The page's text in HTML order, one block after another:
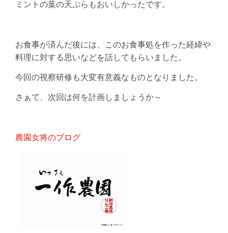
ミントの葉の天ぷらもおいしかったです。
お食事が済んだ後には、このお食事処を作った経緯や
料理に対する思いなどを話してもらいました。
今回の視察研修も大変有意義なものとなりました。
さぁて、次回は何を計画しましょうか～
農園女将のブログ